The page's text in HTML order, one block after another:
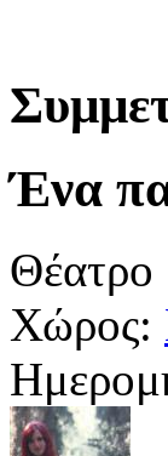
Ένα
Θέατρο
Χώρος: